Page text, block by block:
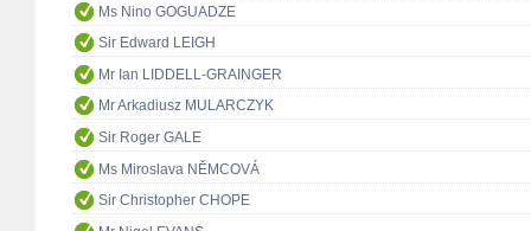
Ms Nino GOGUADZE
Sir Edward LEIGH
Mr Ian LIDDELL-GRAINGER
Mr Arkadiusz MULARCZYK
Sir Roger GALE
Ms Miroslava NĚMCOVÁ
Sir Christopher CHOPE